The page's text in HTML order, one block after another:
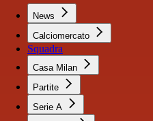
News
Calciomercato
Squadra
Casa Milan
Partite
Serie A